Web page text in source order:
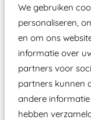
We gebruiken
personaliseren,
en om ons
informatie over
partners voor
partners kunnen
andere
hebben
Wij ook
ze toch
Past er